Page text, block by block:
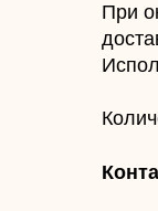
При